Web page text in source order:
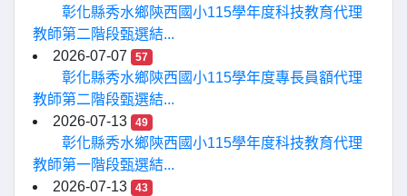
彰化縣秀水鄉陝西國小115學年度科技教育代理
教師第二階段甄選結...
2026-07-07
57
彰化縣秀水鄉陝西國小115學年度專長員額代理
教師第二階段甄選結...
2026-07-13
49
彰化縣秀水鄉陝西國小115學年度科技教育代理
教師第一階段甄選結...
2026-07-13
43